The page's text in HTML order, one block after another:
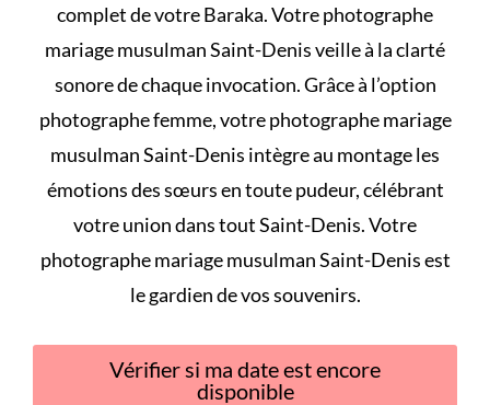
complet de votre Baraka. Votre photographe
mariage musulman Saint-Denis veille à la clarté
sonore de chaque invocation. Grâce à l’option
photographe femme, votre photographe mariage
musulman Saint-Denis intègre au montage les
émotions des sœurs en toute pudeur, célébrant
votre union dans tout Saint-Denis. Votre
photographe mariage musulman Saint-Denis est
le gardien de vos souvenirs.
Vérifier si ma date est encore
disponible